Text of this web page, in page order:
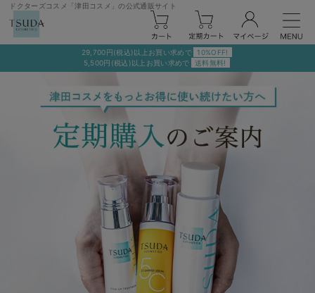
ドクターズコスメ「津田コスメ」の公式通販サイト
29,700円(税込)以上お買い求めで
10%OFF!
5,500円(税込)以上お買い求めで
送料無料!